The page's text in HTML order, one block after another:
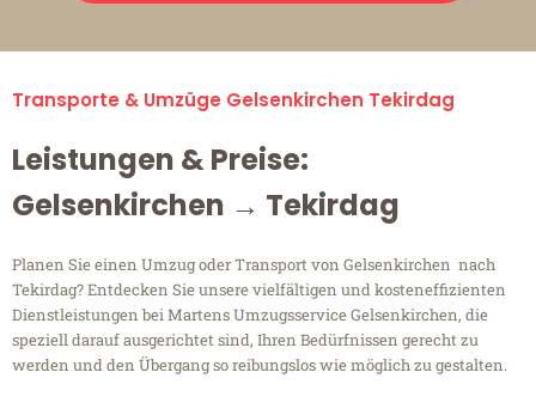
Transporte & Umzüge Gelsenkirchen Tekirdag
Leistungen & Preise:
Gelsenkirchen → Tekirdag
Planen Sie einen Umzug oder Transport von Gelsenkirchen nach
Tekirdag? Entdecken Sie unsere vielfältigen und kosteneffizienten
Dienstleistungen bei Martens Umzugsservice Gelsenkirchen, die
speziell darauf ausgerichtet sind, Ihren Bedürfnissen gerecht zu
werden und den Übergang so reibungslos wie möglich zu gestalten.